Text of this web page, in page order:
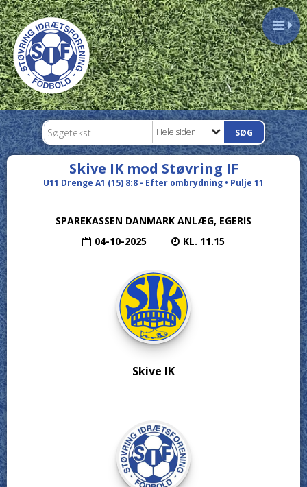
Hele siden
Skive IK mod Støvring IF
U11 Drenge A1 (15) 8:8 - Efter ombrydning • Pulje 11
SPAREKASSEN DANMARK ANLÆG, EGERIS
04-10-2025
KL. 11.15
Skive IK